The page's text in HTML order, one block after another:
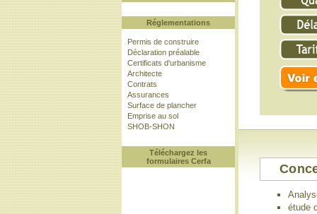
Réglementations
Permis de construire
Déclaration préalable
Certificats d'urbanisme
Architecte
Contrats
Assurances
Surface de plancher
Emprise au sol
SHOB-SHON
Téléchargez les
formulaires Cerfa
étude